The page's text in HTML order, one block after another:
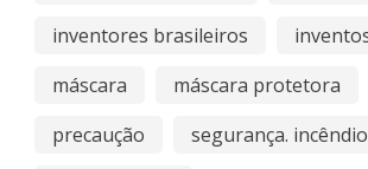
inventores brasileiros
máscara
máscara protetora
precaução
segurança. incêndio